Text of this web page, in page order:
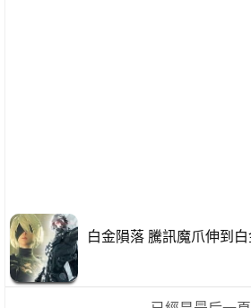
白金隕落 騰訊魔爪伸到